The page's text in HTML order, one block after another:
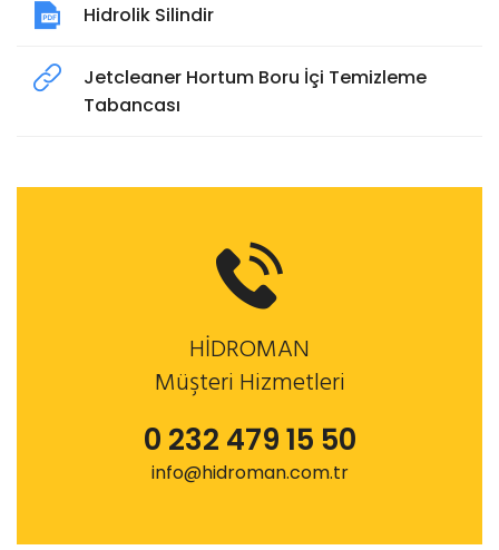
Hidrolik Silindir
Jetcleaner Hortum Boru İçi Temizleme
Tabancası
HİDROMAN
Müşteri Hizmetleri
0 232 479 15 50
info@hidroman.com.tr